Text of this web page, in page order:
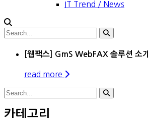
IT Trend / News
[웹팩스] GmS WebFAX 솔루션 소
read more
카테고리